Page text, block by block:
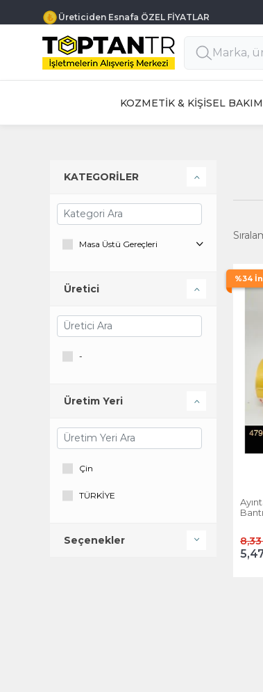
Üreticiden Esnafa ÖZEL FİYATLAR
KOZMETİK & KİŞİSEL BAKIM
%34
Bantı
KATEGORİLER
Masa Üstü Gereçleri
Üretici
-
Üretim Yeri
Çin
TÜRKİYE
Seçenekler